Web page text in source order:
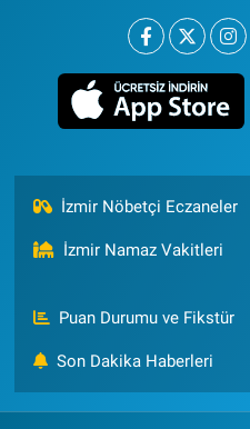
İzmir Nöbetçi Eczaneler
İzmir Namaz Vakitleri
Puan Durumu ve Fikstür
Son Dakika Haberleri